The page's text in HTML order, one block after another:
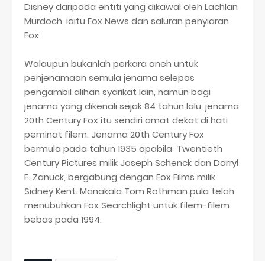
Disney daripada entiti yang dikawal oleh Lachlan
Murdoch, iaitu Fox News dan saluran penyiaran
Fox.
Walaupun bukanlah perkara aneh untuk
penjenamaan semula jenama selepas
pengambil alihan syarikat lain, namun bagi
jenama yang dikenali sejak 84 tahun lalu, jenama
20th Century Fox itu sendiri amat dekat di hati
peminat filem. Jenama 20th Century Fox
bermula pada tahun 1935 apabila Twentieth
Century Pictures milik Joseph Schenck dan Darryl
F. Zanuck, bergabung dengan Fox Films milik
Sidney Kent. Manakala Tom Rothman pula telah
menubuhkan Fox Searchlight untuk filem-filem
bebas pada 1994.